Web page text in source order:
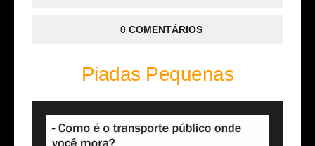
0 COMENTÁRIOS
Piadas Pequenas